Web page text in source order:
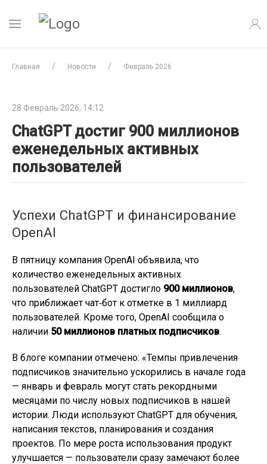
Главная Новости Февраль 2026
28 Февраль 2026, 14:12
ChatGPT достиг 900 миллионов
еженедельных активных
пользователей
Успехи ChatGPT и финансирование
OpenAI
В пятницу компания OpenAI объявила, что
количество еженедельных активных
пользователей ChatGPT достигло 900 миллионов,
что приближает чат‑бот к отметке в 1 миллиард
пользователей. Кроме того, OpenAI сообщила о
наличии 50 миллионов платных подписчиков.
В блоге компании отмечено: «Темпы привлечения
подписчиков значительно ускорились в начале года
— январь и февраль могут стать рекордными
месяцами по числу новых подписчиков в нашей
истории. Люди используют ChatGPT для обучения,
написания текстов, планирования и создания
проектов. По мере роста использования продукт
улучшается — пользователи сразу замечают более